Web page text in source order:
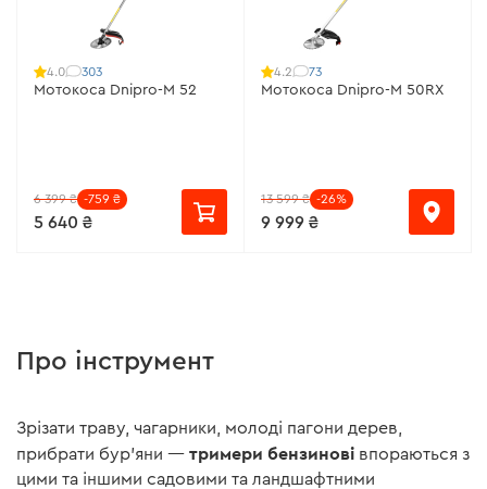
4.0 303
Мотокоса Dnipro-M 52
6 399 ₴ -759 ₴
5 640 ₴
4.2 73
Мотокоса Dnipro-M 50RX
13 599 ₴ -26%
9 999 ₴
Про інструмент
Зрізати траву, чагарники, молоді пагони дерев,
прибрати бур'яни — тримери бензинові впораються з
цими та іншими садовими та ландшафтними